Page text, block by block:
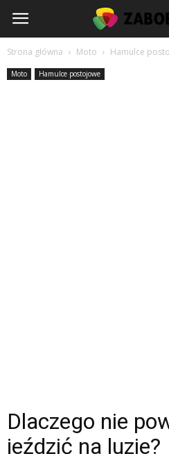
www.zabobon.pl
Strona główna Moto Hamulce
Moto Hamulce postojowe
Dlaczego nie
jeździć na luzie?